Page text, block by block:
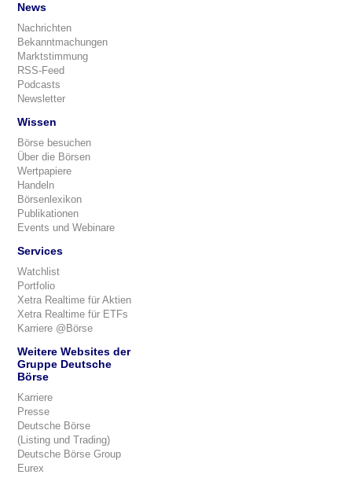
News
Nachrichten
Bekanntmachungen
Marktstimmung
RSS-Feed
Podcasts
Newsletter
Wissen
Börse besuchen
Über die Börsen
Wertpapiere
Handeln
Börsenlexikon
Publikationen
Events und Webinare
Services
Watchlist
Portfolio
Xetra Realtime für Aktien
Xetra Realtime für ETFs
Karriere @Börse
Weitere Websites der
Gruppe Deutsche
Börse
Karriere
Presse
Deutsche Börse
(Listing und Trading)
Deutsche Börse Group
Eurex